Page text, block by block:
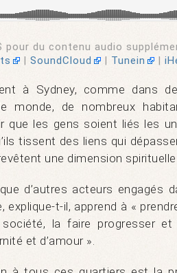
pour du contenu audio
| SoundCloud | Tunein |
à Sydney, comme dans
monde, de nombreux
que les gens soient liés les
tissent des liens qui
une dimension spirituelle
d’autres acteurs engagés
t-il, apprend à «
la faire progresser et
et d’amour ».